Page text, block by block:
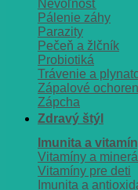
Nevoľnosť
Pálenie záhy
Parazity
Pečeň a žlčník
Probiotiká
Trávenie a
Zápalové
Zápcha
Zdravý štýl
Imunita a
Vitamíny a
Vitamíny pre deti
Imunita a